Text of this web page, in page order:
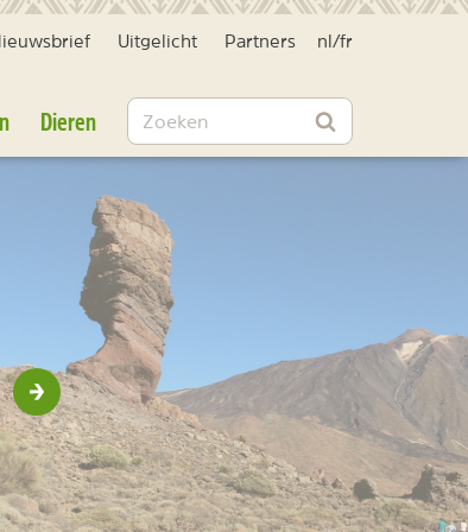
Uitgelicht Partners nl /fr
Dieren Zoeken
Zoeken
Volgende